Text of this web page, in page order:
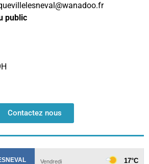
public
Contactez nous